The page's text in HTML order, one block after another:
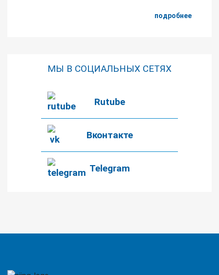
подробнее
МЫ В СОЦИАЛЬНЫХ СЕТЯХ
Rutube
Вконтакте
Telegram